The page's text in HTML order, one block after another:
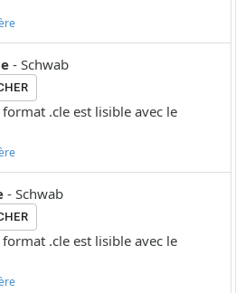
- Schwab
.cle est lisible avec le
- Schwab
.cle est lisible avec le